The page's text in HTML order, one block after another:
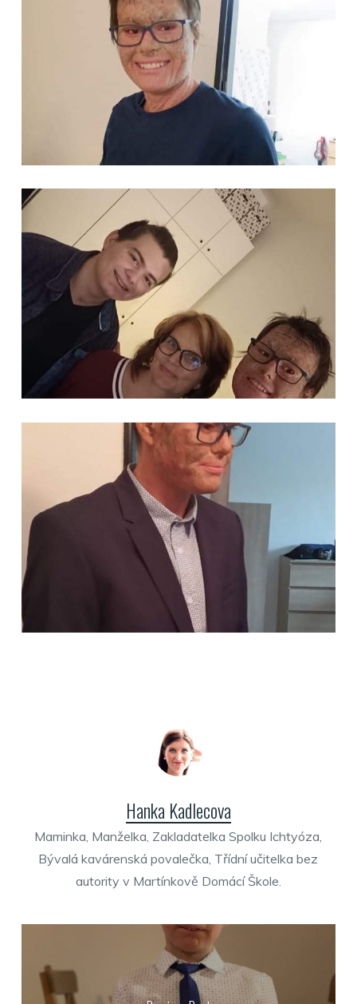
Hanka Kadlecova
Maminka, Manželka, Zakladatelka Spolku Ichtyóza,
Bývalá kavárenská povalečka, Třídní učitelka bez
autority v Martínkově Domácí Škole.